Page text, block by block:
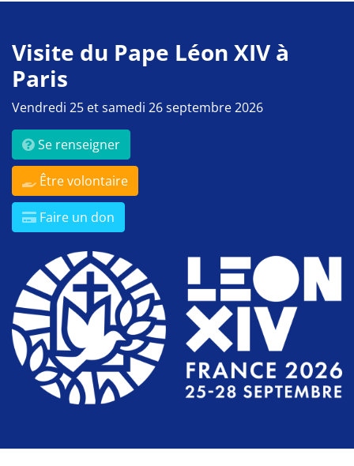
Visite du Pape Léon XIV à
Paris
Vendredi 25 et samedi 26 septembre 2026
Se renseigner
Être volontaire
Faire un don